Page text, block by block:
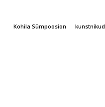
Kohila Sümpoosion kunstnikud